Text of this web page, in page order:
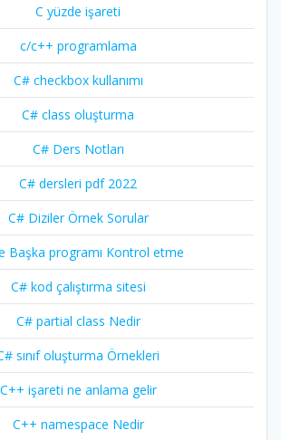
C yüzde işareti
c/c++ programlama
C# checkbox kullanımı
C# class oluşturma
C# Ders Notları
C# dersleri pdf 2022
C# Diziler Örnek Sorular
Başka programı Kontrol etme
C# kod çalıştırma sitesi
C# partial class Nedir
sınıf oluşturma Örnekleri
C++ işareti ne anlama gelir
C++ namespace Nedir